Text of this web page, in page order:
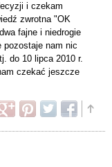
i czekam
zwrotna "OK
fajne i niedrogie
pozostaje nam nic
do 10 lipca 2010 r.
czekać jeszcze